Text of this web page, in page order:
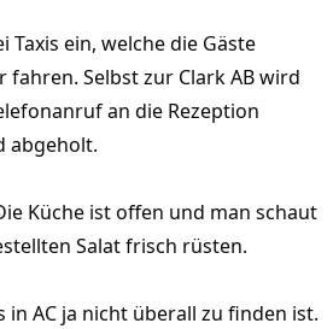
Taxis ein, welche die Gäste
Selbst zur Clark AB wird
an die Rezeption
abgeholt.
Küche ist offen und man schaut
Salat frisch rüsten.
in AC ja nicht überall zu finden ist.